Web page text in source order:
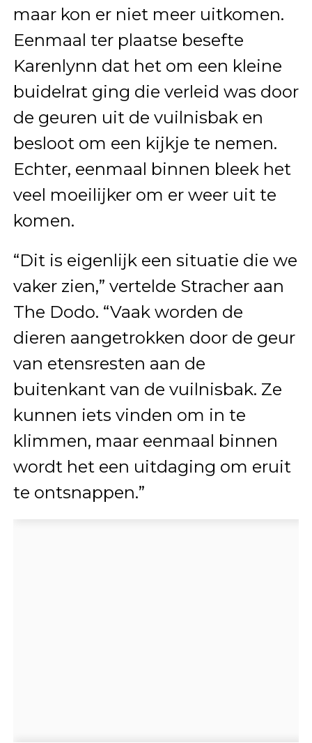
maar kon er niet meer uitkomen.
Eenmaal ter plaatse besefte
Karenlynn dat het om een kleine
buidelrat ging die verleid was door
de geuren uit de vuilnisbak en
besloot om een kijkje te nemen.
Echter, eenmaal binnen bleek het
veel moeilijker om er weer uit te
komen.
“Dit is eigenlijk een situatie die we
vaker zien,” vertelde Stracher aan
The Dodo. “Vaak worden de
dieren aangetrokken door de geur
van etensresten aan de
buitenkant van de vuilnisbak. Ze
kunnen iets vinden om in te
klimmen, maar eenmaal binnen
wordt het een uitdaging om eruit
te ontsnappen.”